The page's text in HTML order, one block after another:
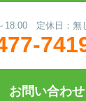
18:00 定休日：無
お問い合わせ